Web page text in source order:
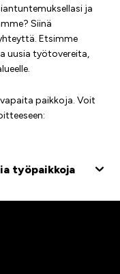
ja
Siinä
Etsimme
uusia työtovereita,
paikkoja. Voit
työpaikkoja